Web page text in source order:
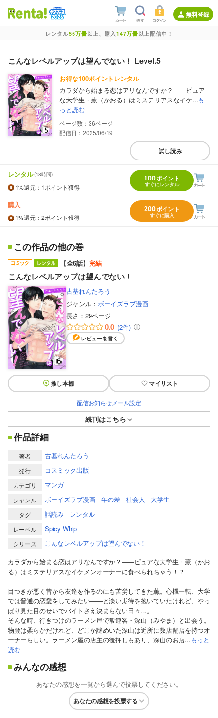
無料登録
レンタル55万冊以上、購入147万冊以上配信中！
こんなレベルアップは望んでない！ Level.5
お得な100ポイントレンタル
カラダから始まる恋はアリなんですか？――ピュア
な大学生・薫（かおる）はミステリアスなイケ...も
っと読む
36
配信日：2025/06/19
試し読み
レンタル(48時間)
1%還元 ：1ポイント獲得
100ポイント
すぐにレンタル
購入
1%還元 ：2ポイント獲得
200ポイント
すぐに購入
この作品の他の巻
【全6話】 完結
こんなレベルアップは望んでない！
古基れんたろう
ジャンル： ボーイズラブ漫画
長さ： 29ページ
0.0 (2件)
レビューを書く
推し本棚 マイリスト
配信お知らせメール設定
続刊はこちら
作品詳細
著者 古基れんたろう
発行 コスミック出版
カテゴリ マンガ
ジャンル ボーイズラブ漫画 年の差 社会人 大学生
タグ 話読み レンタル
レーベル Spicy Whip
シリーズ
こんなレベルアップは望んでない！
カラダから始まる恋はアリなんですか？――ピュアな大学生・薫（かお
る）はミステリアスなイケメンオーナーに食べられちゃう！？
目つきが悪く昔から友達を作るのにも苦労してきた薫。心機一転、大学
では普通の恋愛をしてみたい――と淡い期待を抱いていたけれど、やっ
ぱり見た目のせいでバイトさえ決まらない日々…。
そんな時、行きつけのラーメン屋で常連客・深山（みやま）と出会う。
物腰は柔らかだけれど、どこか謎めいた深山は近所に数店舗店を持つオ
ーナーらしい。ラーメン屋の店主の後押しもあり、深山のお店...もっと
読む
みんなの感想
あなたの感想を一覧から選んで投票してください。
あなたの感想を投票する